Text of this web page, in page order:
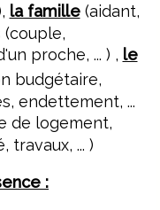
la famille (aidant,
proche, ... ) , le
budgétaire,
endettement, ...
de logement,
travaux, ... )
: